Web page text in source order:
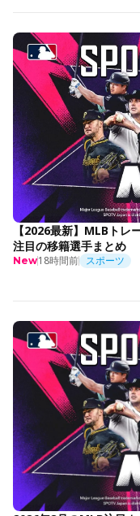
【2026最新】MLBトレ
注目の移籍選手まとめ
New18時間前 スポーツ